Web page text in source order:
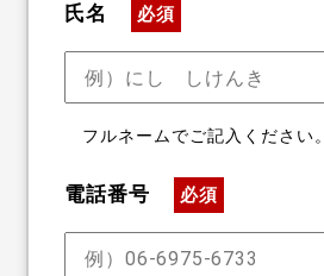
氏名 必須
フルネームでご記入ください。
電話番号 必須